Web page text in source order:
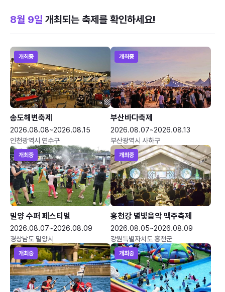
8월 9일 개최되는 축제를 확인하세요!
개최중
송도해변축제
2026.08.08~2026.08.15
인천광역시 연수구
개최중
부산바다축제
2026.08.07~2026.08.13
부산광역시 사하구
개최중
밀양 수퍼 페스티벌
2026.08.07~2026.08.09
경상남도 밀양시
개최중
홍천강 별빛음악 맥주축제
2026.08.05~2026.08.09
강원특별자치도 홍천군
개최중 개최중